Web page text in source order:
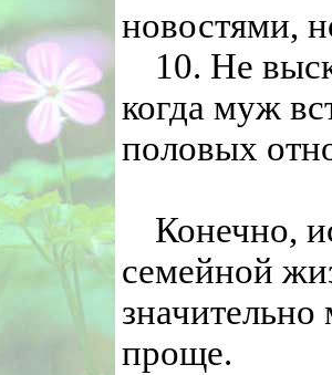
новостями,
10. Не
когда муж
половых
Конечно,
семейной
проще.